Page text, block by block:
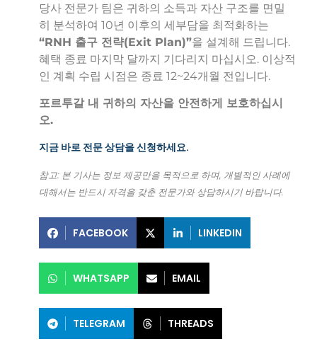
당사 전문가 팀은 귀하의 소득과 자산 구조를 면밀
히 분석하여 10년 이후의 세부담을 최적화하는
“RNH 출구 전략(Exit Plan)”을 설계해 드립니다.
혜택 종료 마지막 달까지 기다리지 마십시오. 이상적
인 계획 수립 시점은 종료 12~24개월 전입니다.
포르투갈 내 귀하의 자산을 안전하게 보호하십시
오.
지금 바로 전문 상담을 신청하세요.
참고: 본 기사는 정보 제공만을 목적으로 하며, 개별적인 사례에
대해서는 반드시 자격을 갖춘 전문가와 상담하시기 바랍니다.
FACEBOOK LINKEDIN
WHATSAPP EMAIL
TELEGRAM THREADS